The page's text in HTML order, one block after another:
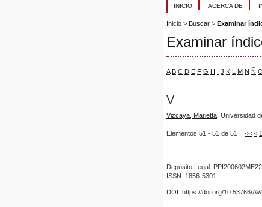
INICIO ACERCA DE
Inicio > Buscar > Examinar
Examinar
A B C D E F G H I J K L M N Ñ O
V
Vizcaya, Marietta , Universidad
Elementos 51 - 51 de 51 << < 1
Depósito Legal:
ISSN: 1856-5301
DOI: https://doi.org/10.53766/